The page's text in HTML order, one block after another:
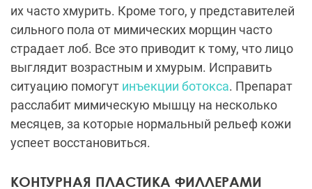
их часто хмурить. Кроме того, у представителей
сильного пола от мимических морщин часто
страдает лоб. Все это приводит к тому, что лицо
выглядит возрастным и хмурым. Исправить
ситуацию помогут инъекции ботокса. Препарат
расслабит мимическую мышцу на несколько
месяцев, за которые нормальный рельеф кожи
успеет восстановиться.
КОНТУРНАЯ ПЛАСТИКА ФИЛЛЕРАМИ